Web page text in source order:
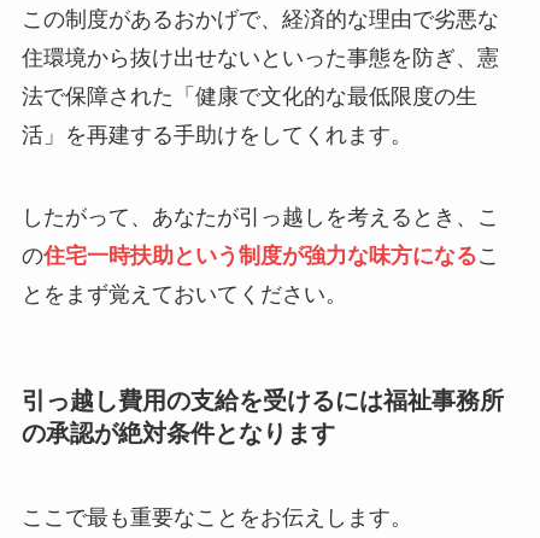
この制度があるおかげで、経済的な理由で劣悪な
住環境から抜け出せないといった事態を防ぎ、憲
法で保障された「健康で文化的な最低限度の生
活」を再建する手助けをしてくれます。
したがって、あなたが引っ越しを考えるとき、こ
の住宅一時扶助という制度が強力な味方になるこ
とをまず覚えておいてください。
引っ越し費用の支給を受けるには福祉事務所
の承認が絶対条件となります
ここで最も重要なことをお伝えします。